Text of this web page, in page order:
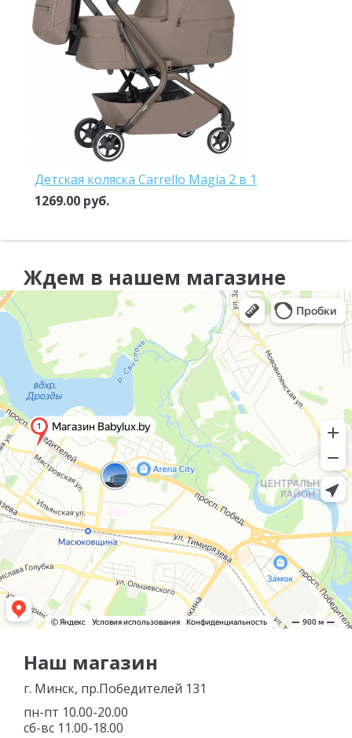
Детская коляска Carrello Magia 2 в 1
1269.00 руб.
Ждем в нашем магазине
Наш магазин
г. Минск, пр.Победителей 131
пн-пт 10.00-20.00
сб-вс 11.00-18.00